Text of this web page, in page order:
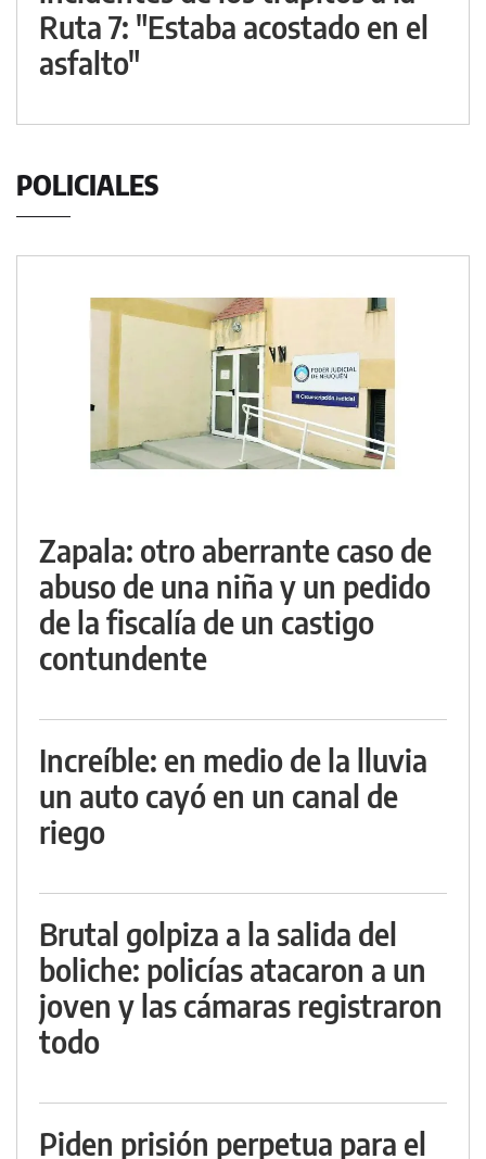
Ruta 7: "Estaba acostado en el
asfalto"
POLICIALES
Zapala: otro aberrante caso de
abuso de una niña y un pedido
de la fiscalía de un castigo
contundente
Increíble: en medio de la lluvia
un auto cayó en un canal de
riego
Brutal golpiza a la salida del
boliche: policías atacaron a un
joven y las cámaras registraron
todo
Piden prisión perpetua para el